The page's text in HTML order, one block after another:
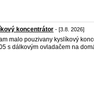
koncentrátor - [3.8. 2026]
malo pouzivany kyslíkový
s dálkovým ovladačem na